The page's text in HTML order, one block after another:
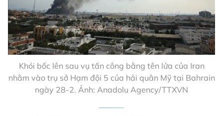
Khói bốc lên sau vụ tấn công bằng tên lửa của Iran
nhằm vào trụ sở Hạm đội 5 của hải quân Mỹ tại Bahrain
ngày 28-2. Ảnh: Anadolu Agency/TTXVN